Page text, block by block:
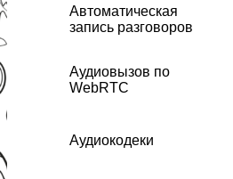
Автоматическая
запись разговоров
Аудиовызов по
WebRTC
Аудиокодеки